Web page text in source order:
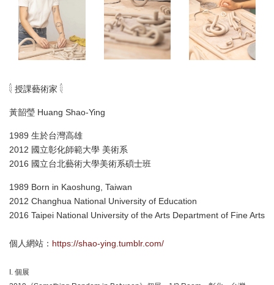
𓇛 授課藝術家 𓇛
黃韶瑩 Huang Shao-Ying
1989 生於台灣高雄
2012 國立彰化師範大學 美術系
2016 國立台北藝術大學美術系碩士班
1989 Born in Kaoshung, Taiwan
2012 Changhua National University of Education
2016 Taipei National University of the Arts Department of Fine Arts
個人網站： https://shao-ying.tumblr.com/
I. 個展